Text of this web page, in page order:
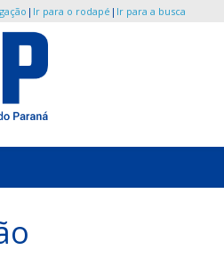
| Ir para o rodapé | Ir para a busca